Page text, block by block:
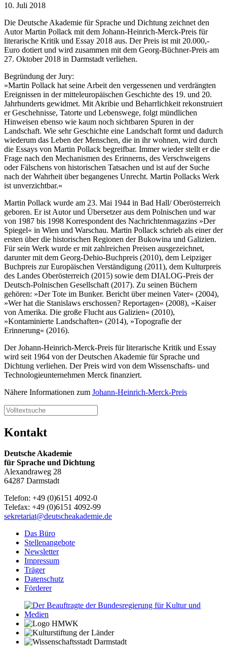
10. Juli 2018
Die Deutsche Akademie für Sprache und Dichtung zeichnet den
Autor Martin Pollack mit dem Johann-Heinrich-Merck-Preis für
literarische Kritik und Essay 2018 aus. Der Preis ist mit 20.000,-
Euro dotiert und wird zusammen mit dem Georg-Büchner-Preis am
27. Oktober 2018 in Darmstadt verliehen.
Begründung der Jury:
»Martin Pollack hat seine Arbeit den vergessenen und verdrängten
Ereignissen in der mitteleuropäischen Geschichte des 19. und 20.
Jahrhunderts gewidmet. Mit Akribie und Beharrlichkeit rekonstruiert
er Geschehnisse, Tatorte und Lebenswege, folgt mündlichen
Hinweisen ebenso wie kaum noch sichtbaren Spuren in der
Landschaft. Wie sehr Geschichte eine Landschaft formt und dadurch
wiederum das Leben der Menschen, die in ihr wohnen, wird durch
die Essays von Martin Pollack begreifbar. Immer wieder stellt er die
Frage nach den Mechanismen des Erinnerns, des Verschweigens
oder Fälschens von historischen Tatsachen und ist auf der Suche
nach der Wahrheit über begangenes Unrecht. Martin Pollacks Werk
ist unverzichtbar.«
Martin Pollack wurde am 23. Mai 1944 in Bad Hall/ Oberösterreich
geboren. Er ist Autor und Übersetzer aus dem Polnischen und war
von 1987 bis 1998 Korrespondent des Nachrichtenmagazins »Der
Spiegel« in Wien und Warschau. Martin Pollack schrieb als einer der
ersten über die historischen Regionen der Bukowina und Galizien.
Für sein Werk wurde er mit zahlreichen Preisen ausgezeichnet,
darunter mit dem Georg-Dehio-Buchpreis (2010), dem Leipziger
Buchpreis zur Europäischen Verständigung (2011), dem Kulturpreis
des Landes Oberösterreich (2015) sowie dem DIALOG-Preis der
Deutsch-Polnischen Gesellschaft (2017). Zu seinen Büchern
gehören: »Der Tote im Bunker. Bericht über meinen Vater« (2004),
»Wer hat die Stanislaws erschossen? Reportagen« (2008), »Kaiser
von Amerika. Die große Flucht aus Galizien« (2010),
»Kontaminierte Landschaften« (2014), »Topografie der
Erinnerung« (2016).
Der Johann-Heinrich-Merck-Preis für literarische Kritik und Essay
wird seit 1964 von der Deutschen Akademie für Sprache und
Dichtung verliehen. Der Preis wird von dem Wissenschafts- und
Technologieunternehmen Merck finanziert.
Nähere Informationen zum Johann-Heinrich-Merck-Preis
Kontakt
Deutsche Akademie
für Sprache und Dichtung
Alexandraweg 28
64287 Darmstadt
Telefon: +49 (0)6151 4092-0
Telefax: +49 (0)6151 4092-99
sekretariat@deutscheakademie.de
Das Büro
Stellenangebote
Newsletter
Impressum
Träger
Datenschutz
Förderer